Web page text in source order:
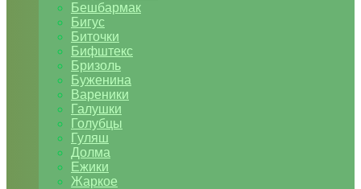
Бешбармак
Бигус
Биточки
Бифштекс
Бризоль
Буженина
Вареники
Галушки
Голубцы
Гуляш
Долма
Ежики
Жаркое